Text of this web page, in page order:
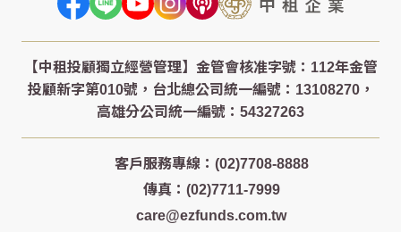
客戶服務專線：(02)7708-8888
傳真：(02)7711-7999
care@ezfunds.com.tw